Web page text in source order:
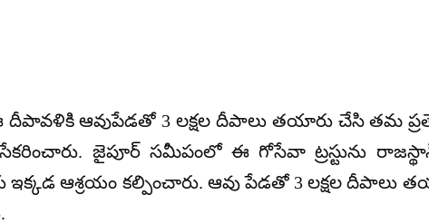
దీపావళికి ఆవుపేడతో 3 లక్షల దీపాలు తయారు చేసి తమ
జైపూర్ సమీపంలో ఈ గోసేవా ట్రస్టును రాజస్థాన్
ఇక్కడ ఆశ్రయం కల్పించారు. ఆవు పేడతో 3 లక్షల దీపాలు